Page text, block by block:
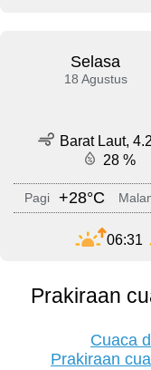
Selasa
18 Agustus
Barat Laut,
28 %
Pagi +28°C
06:31
Prakiraan
Cuaca
Prakiraan